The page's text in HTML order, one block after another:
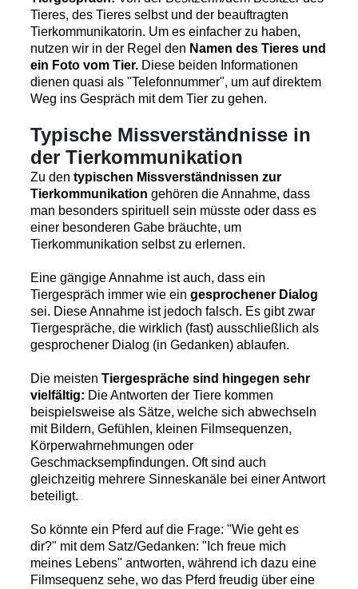
Tieres, des Tieres selbst und der beauftragten
Tierkommunikatorin. Um es einfacher zu haben,
nutzen wir in der Regel den Namen des Tieres und
ein Foto vom Tier. Diese beiden Informationen
dienen quasi als "Telefonnummer", um auf direktem
Weg ins Gespräch mit dem Tier zu gehen.
Typische Missverständnisse in
der Tierkommunikation
Zu den typischen Missverständnissen zur
Tierkommunikation gehören die Annahme, dass
man besonders spirituell sein müsste oder dass es
einer besonderen Gabe bräuchte, um
Tierkommunikation selbst zu erlernen.
Eine gängige Annahme ist auch, dass ein
Tiergespräch immer wie ein gesprochener Dialog
sei. Diese Annahme ist jedoch falsch. Es gibt zwar
Tiergespräche, die wirklich (fast) ausschließlich als
gesprochener Dialog (in Gedanken) ablaufen.
Die meisten Tiergespräche sind hingegen sehr
vielfältig: Die Antworten der Tiere kommen
beispielsweise als Sätze, welche sich abwechseln
mit Bildern, Gefühlen, kleinen Filmsequenzen,
Körperwahrnehmungen oder
Geschmacksempfindungen. Oft sind auch
gleichzeitig mehrere Sinneskanäle bei einer Antwort
beteiligt.
So könnte ein Pferd auf die Frage: "Wie geht es
dir?" mit dem Satz/Gedanken: "Ich freue mich
meines Lebens" antworten, während ich dazu eine
Filmsequenz sehe, wo das Pferd freudig über eine